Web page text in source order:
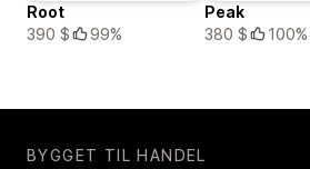
Root
390 $
99%
Peak
380 $
100%
BYGGET TIL HANDEL